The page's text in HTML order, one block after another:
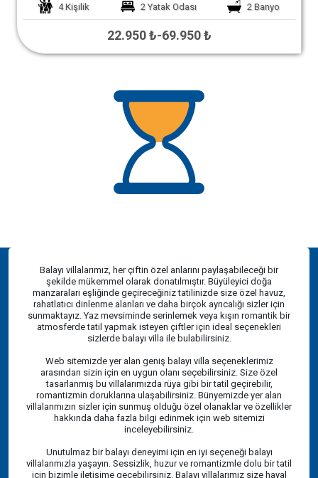
4 Kişilik 2 Yatak Odası 2 Banyo
22.950 ₺-69.950 ₺
Balayı villalarımız, her çiftin özel anlarını paylaşabileceği bir
şekilde mükemmel olarak donatılmıştır. Büyüleyici doğa
manzaraları eşliğinde geçireceğiniz tatilinizde size özel havuz,
rahatlatıcı dinlenme alanları ve daha birçok ayrıcalığı sizler için
sunmaktayız. Yaz mevsiminde serinlemek veya kışın romantik bir
atmosferde tatil yapmak isteyen çiftler için ideal seçenekleri
sizlerde balayı villa ile bulabilirsiniz.
Web sitemizde yer alan geniş balayı villa seçeneklerimiz
arasından sizin için en uygun olanı seçebilirsiniz. Size özel
tasarlanmış bu villalarımızda rüya gibi bir tatil geçirebilir,
romantizmin doruklarına ulaşabilirsiniz. Bünyemizde yer alan
villalarımızın sizler için sunmuş olduğu özel olanaklar ve özellikler
hakkında daha fazla bilgi edinmek için web sitemizi
inceleyebilirsiniz.
Unutulmaz bir balayı deneyimi için en iyi seçeneği balayı
villalarımızla yaşayın. Sessizlik, huzur ve romantizmle dolu bir tatil
için bizimle iletişime geçebilirsiniz. Balayı villalarımız size hayal